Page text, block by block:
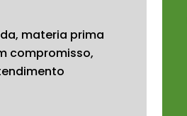
materia prima
compromisso,